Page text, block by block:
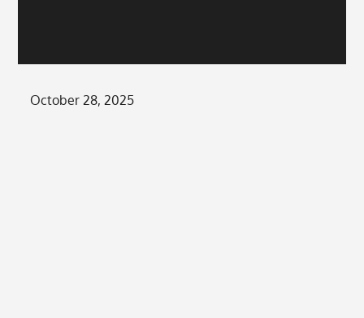
Posted
October 28, 2025